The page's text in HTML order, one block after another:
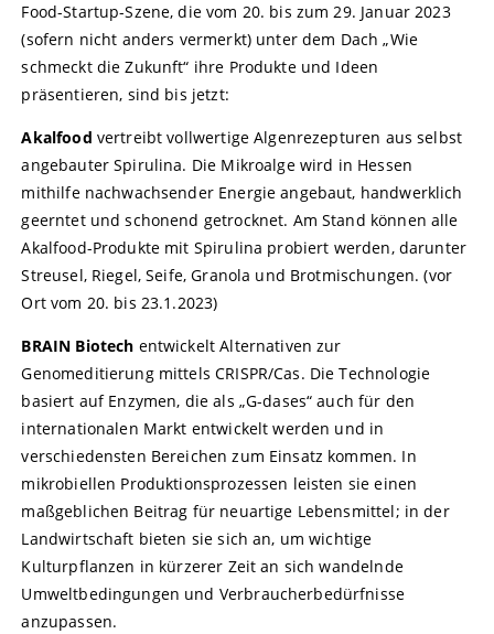
Food-Startup-Szene, die vom 20. bis zum 29. Januar 2023
(sofern nicht anders vermerkt) unter dem Dach „Wie
schmeckt die Zukunft“ ihre Produkte und Ideen
präsentieren, sind bis jetzt:
Akalfood vertreibt vollwertige Algenrezepturen aus selbst
angebauter Spirulina. Die Mikroalge wird in Hessen
mithilfe nachwachsender Energie angebaut, handwerklich
geerntet und schonend getrocknet. Am Stand können alle
Akalfood-Produkte mit Spirulina probiert werden, darunter
Streusel, Riegel, Seife, Granola und Brotmischungen. (vor
Ort vom 20. bis 23.1.2023)
BRAIN Biotech entwickelt Alternativen zur
Genomeditierung mittels CRISPR/Cas. Die Technologie
basiert auf Enzymen, die als „G-dases“ auch für den
internationalen Markt entwickelt werden und in
verschiedensten Bereichen zum Einsatz kommen. In
mikrobiellen Produktionsprozessen leisten sie einen
maßgeblichen Beitrag für neuartige Lebensmittel; in der
Landwirtschaft bieten sie sich an, um wichtige
Kulturpflanzen in kürzerer Zeit an sich wandelnde
Umweltbedingungen und Verbraucherbedürfnisse
anzupassen.